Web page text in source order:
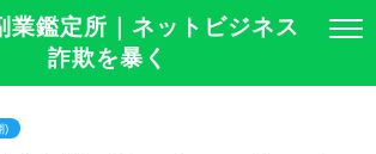
業鑑定所｜ネットビジネス
詐欺を暴く
)